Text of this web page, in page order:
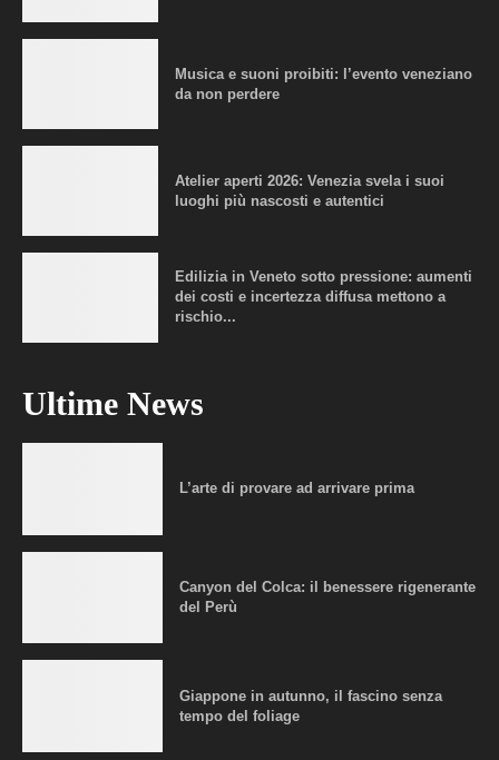
Musica e suoni proibiti: l’evento veneziano
da non perdere
Atelier aperti 2026: Venezia svela i suoi
luoghi più nascosti e autentici
Edilizia in Veneto sotto pressione: aumenti
dei costi e incertezza diffusa mettono a
rischio...
Ultime News
L’arte di provare ad arrivare prima
Canyon del Colca: il benessere rigenerante
del Perù
Giappone in autunno, il fascino senza
tempo del foliage